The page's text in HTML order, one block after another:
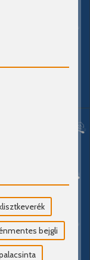
bejgli